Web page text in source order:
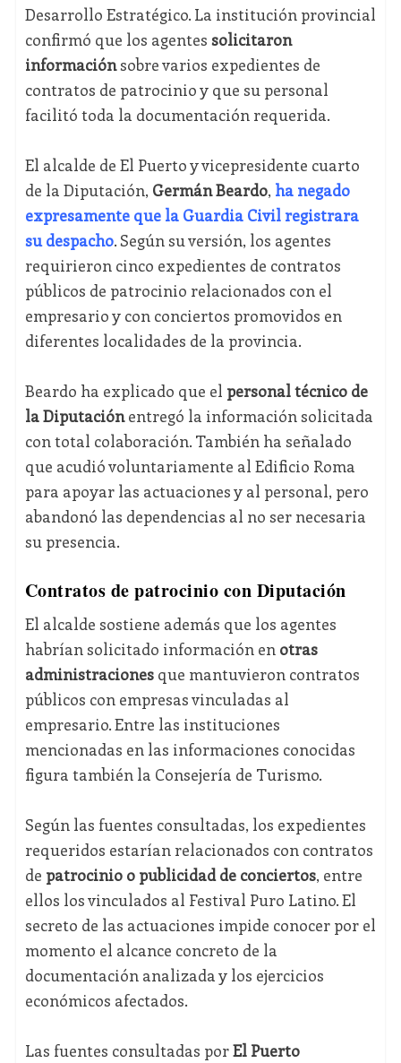
Desarrollo Estratégico. La institución provincial
confirmó que los agentes solicitaron
informaciónsobre varios expedientes de
contratos de patrocinio y que su personal
facilitó toda la documentación requerida.
El alcalde de El Puerto y vicepresidente cuarto
de la Diputación, Germán Beardo, ha negado
expresamente que la Guardia Civil registrara
su despacho. Según su versión, los agentes
requirieron cinco expedientes de contratos
públicos de patrocinio relacionados con el
empresario y con conciertos promovidos en
diferentes localidades de la provincia.
Beardo ha explicado que el personal técnico de
la Diputaciónentregó la información solicitada
con total colaboración. También ha señalado
que acudió voluntariamente al Edificio Roma
para apoyar las actuaciones y al personal, pero
abandonó las dependencias al no ser necesaria
su presencia.
Contratos de patrocinio con Diputación
El alcalde sostiene además que los agentes
habrían solicitado información en otras
administracionesque mantuvieron contratos
públicos con empresas vinculadas al
empresario. Entre las instituciones
mencionadas en las informaciones conocidas
figura también la Consejería de Turismo.
Según las fuentes consultadas, los expedientes
requeridos estarían relacionados con contratos
de patrocinio o publicidad de conciertos, entre
ellos los vinculados al Festival Puro Latino. El
secreto de las actuaciones impide conocer por el
momento el alcance concreto de la
documentación analizada y los ejercicios
económicos afectados.
Las fuentes consultadas porEl Puerto